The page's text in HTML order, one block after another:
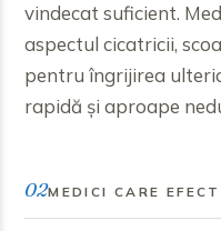
vindecat suficient.
aspectul cicatricii,
pentru îngrijirea
rapidă și aproape
02MEDICI CARE